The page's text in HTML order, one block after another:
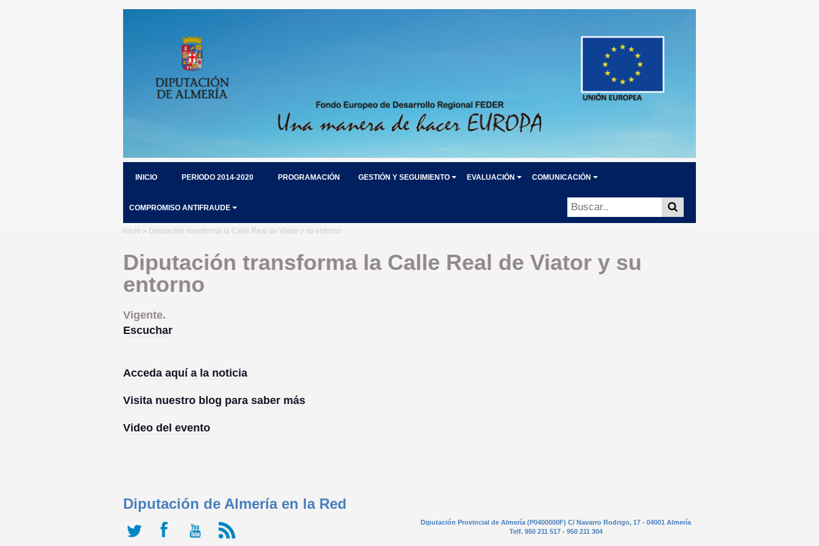
INICIO PERIODO 2014-2020 PROGRAMACIÓN GESTIÓN Y SEGUIMIENTO EVALUACIÓN COMUNICACIÓN
COMPROMISO ANTIFRAUDE
Inicio » Diputación transforma la Calle Real de Viator y su entorno
Diputación transforma la Calle Real de Viator y su
entorno
Vigente.
Escuchar
Acceda aquí a la noticia
Visita nuestro blog para saber más
Video del evento
Diputación de Almería en la Red
Diputación Provincial de Almería (P0400000F) C/ Navarro Rodrigo, 17 - 04001 Almería
Telf. 950 211 517 - 950 211 304